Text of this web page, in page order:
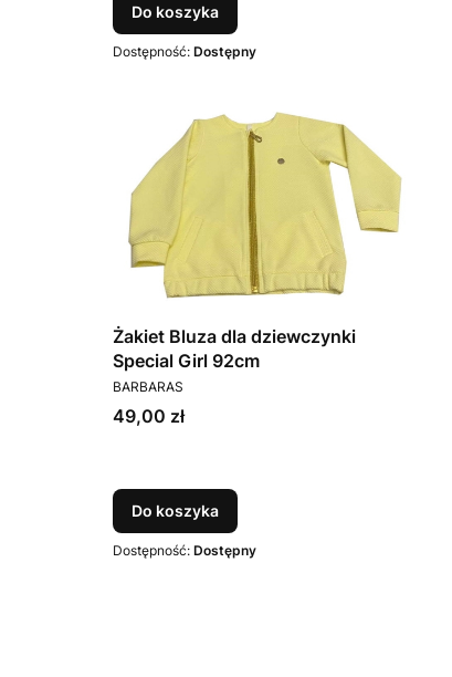
Do koszyka
Dostępność: Dostępny
Żakiet Bluza dla dziewczynki
Special Girl 92cm
PRODUCENT
BARBARAS
Cena
49,00 zł
Do koszyka
Dostępność: Dostępny